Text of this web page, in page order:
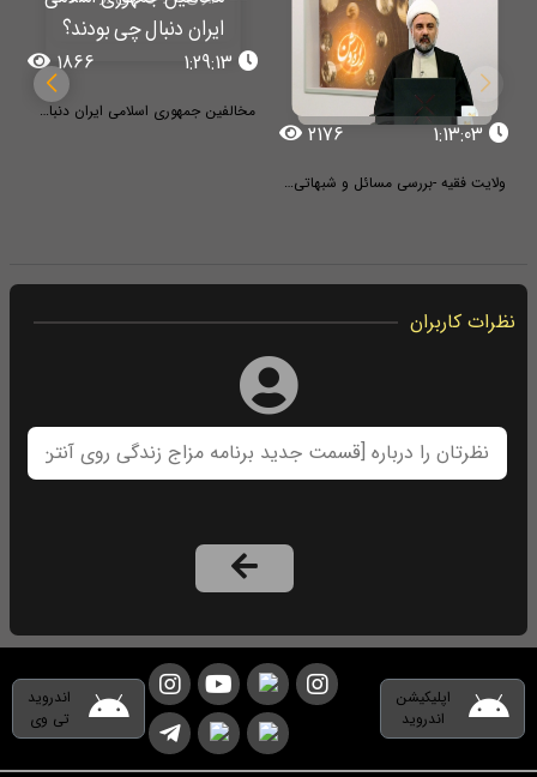
2176
ولایت فقیه -بررسی مسائل و شبهاتی در خصوص مسئله ولایت فقیه و انتخاب حاکم
1866
مخالفین جمهوری اسلامی ایران دنبال چی بودند؟
نظرات کاربران
اپلیکیشن
اندروید
اندروید
تی وی